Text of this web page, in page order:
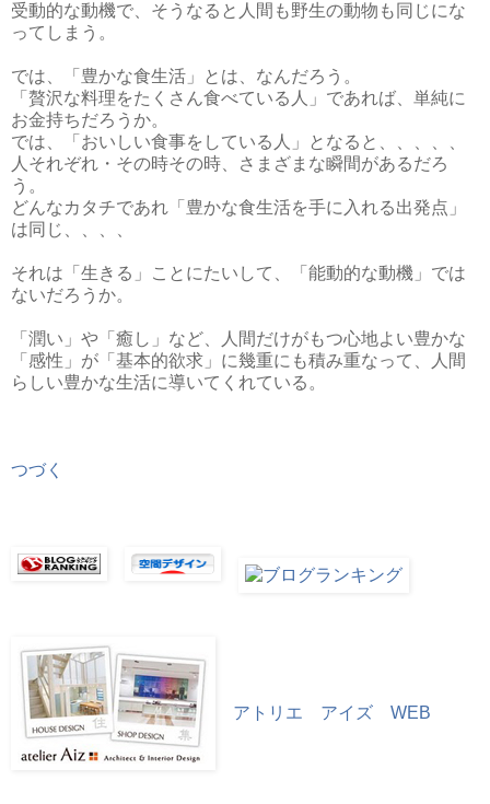
受動的な動機で、そうなると人間も野生の動物も同じにな
ってしまう。
では、「豊かな食生活」とは、なんだろう。
「贅沢な料理をたくさん食べている人」であれば、単純に
お金持ちだろうか。
では、「おいしい食事をしている人」となると、、、、、
人それぞれ・その時その時、さまざまな瞬間があるだろ
う。
どんなカタチであれ「豊かな食生活を手に入れる出発点」
は同じ、、、、
それは「生きる」ことにたいして、「能動的な動機」では
ないだろうか。
「潤い」や「癒し」など、人間だけがもつ心地よい豊かな
「感性」が「基本的欲求」に幾重にも積み重なって、人間
らしい豊かな生活に導いてくれている。
つづく
アトリエ アイズ WEB